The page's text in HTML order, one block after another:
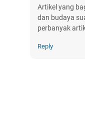
Artikel yang
dan budaya
perbanyak
Reply